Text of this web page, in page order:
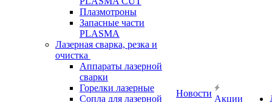
Плазмотроны
Запасные части
PLASMA
Лазерная сварка, резка и
очистка
Аппараты лазерной
сварки
Горелки лазерные
Сопла для лазерной
Новости
Акции